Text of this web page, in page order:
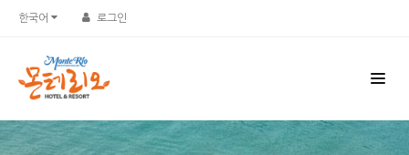
한국어 로그인
Sketchbook5, 스케치북5